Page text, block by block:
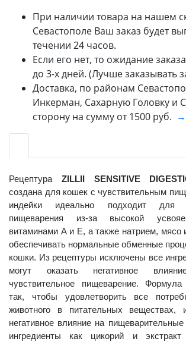
При наличии товара на нашем
Севастополе Ваш заказ будет
течении 24 часов.
Если его нет, то ожидание
до 3-х дней. (Лучше заказывать
Доставка, по районам
Инкерман, Сахарную Головку и
сторону на сумму от 1500 руб. →
Рецептура ZILLII SENSITIVE
создана для кошек с чувствительным
индейки идеально подходит для
пищеварения из-за высокой
витаминами А и Е, а также натрием, мясо
обеспечивать нормальные обменные
кошки. Из рецептуры исключены все
могут оказать негативное
чувствительное пищеварение. Формула
так, чтобы удовлетворить все
животного в питательных веществах,
негативное влияние на
ингредиенты как цикорий и